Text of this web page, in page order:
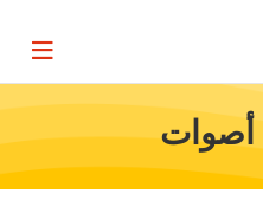
Page
أصوات